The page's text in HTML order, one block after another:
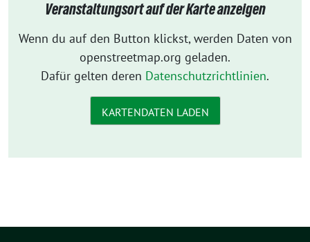
Veranstaltungsort auf der Karte anzeigen
Wenn du auf den Button klickst, werden Daten von
openstreetmap.org geladen.
Dafür gelten deren Datenschutzrichtlinien.
KARTENDATEN LADEN